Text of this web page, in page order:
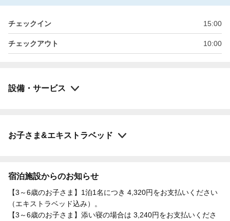
チェックイン 15:00
チェックアウト 10:00
設備・サービス
お子さま&エキストラベッド
宿泊施設からのお知らせ
【3～6歳のお子さま】1泊1名につき 4,320円をお支払いください
（エキストラベッド込み）。
【3～6歳のお子さま】添い寝の場合は 3,240円をお支払いくださ